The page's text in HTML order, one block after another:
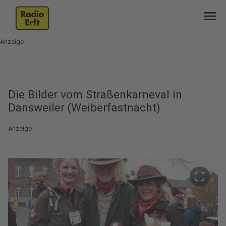
menu
Anzeige
Die Bilder vom Straßenkarneval in
Dansweiler (Weiberfastnacht)
Anzeige
crop_free